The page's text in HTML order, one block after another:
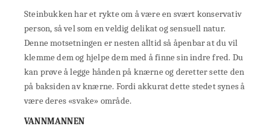
Steinbukken har et rykte om å være en svært konservativ
person, så vel som en veldig delikat og sensuell natur.
Denne motsetningen er nesten alltid så åpenbar at du vil
klemme dem og hjelpe dem med å finne sin indre fred. Du
kan prøve å legge hånden på knærne og deretter sette den
på baksiden av knærne. Fordi akkurat dette stedet synes å
være deres «svake» område.
VANNMANNEN